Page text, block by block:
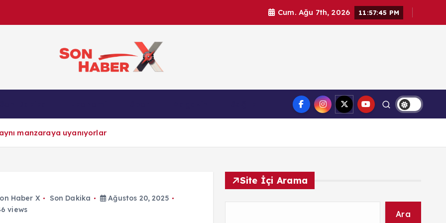
Cum. Ağu 7th, 2026 11:57:46 PM
Son Haber X’te son dakika, Türkiye gündemi ve yerel haberler. Doğrulanmış kaynaklar, tarafsız içerik ve
anlık gelişmelerle güvenilir haber deneyimi.
manzaraya uyanıyorlar
Haber X Son Dakika
Ağustos 20, 2025
views
Site İçi Arama
Ara